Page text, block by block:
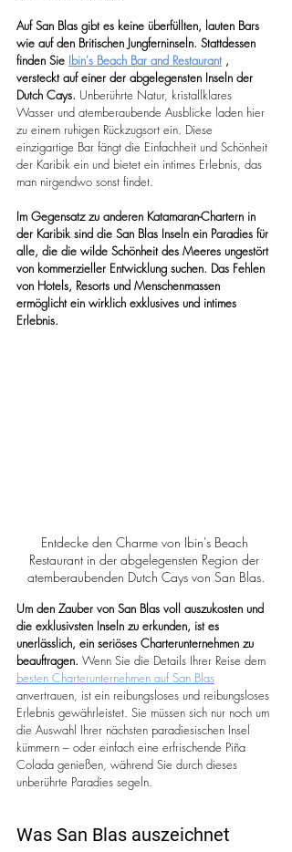
Auf San Blas gibt es keine überfüllten, lauten Bars
wie auf den Britischen Jungferninseln. Stattdessen
finden Sie Ibin's Beach Bar and Restaurant ,
versteckt auf einer der abgelegensten Inseln der
Dutch Cays. Unberührte Natur, kristallklares
Wasser und atemberaubende Ausblicke laden hier
zu einem ruhigen Rückzugsort ein. Diese
einzigartige Bar fängt die Einfachheit und Schönheit
der Karibik ein und bietet ein intimes Erlebnis, das
man nirgendwo sonst findet.
Im Gegensatz zu anderen Katamaran-Chartern in
der Karibik sind die San Blas Inseln ein Paradies für
alle, die die wilde Schönheit des Meeres ungestört
von kommerzieller Entwicklung suchen. Das Fehlen
von Hotels, Resorts und Menschenmassen
ermöglicht ein wirklich exklusives und intimes
Erlebnis.
Entdecke den Charme von Ibin's Beach
Restaurant in der abgelegensten Region der
atemberaubenden Dutch Cays von San Blas.
Um den Zauber von San Blas voll auszukosten und
die exklusivsten Inseln zu erkunden, ist es
unerlässlich, ein seriöses Charterunternehmen zu
beauftragen. Wenn Sie die Details Ihrer Reise dem
besten Charterunternehmen auf San Blas
anvertrauen, ist ein reibungsloses und reibungsloses
Erlebnis gewährleistet. Sie müssen sich nur noch um
die Auswahl Ihrer nächsten paradiesischen Insel
kümmern – oder einfach eine erfrischende Piña
Colada genießen, während Sie durch dieses
unberührte Paradies segeln.
Was San Blas auszeichnet